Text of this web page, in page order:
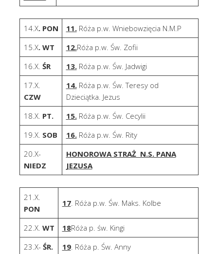
14.X. PON 11.Róża p.w. Wniebowzięcia N.M.P
15.X. WT 12.Róża p.w. Św. Zofii
16.X. ŚR 13.Róża p.w. Św. Jadwigi
17.X.
CZW
14.Róża p.w. Św. Teresy od
Dzieciątka. Jezus
18.X. PT. 15.Róża p.w. Św. Cecylii
19.X. SOB 16.Róża p.w. Św. Rity
20.X-
NIEDZ
HONOROWA STRAŻ N.S. PANA
JEZUSA
21.X.
PON
17. Róża p.w. Św. Maks. Kolbe
22.X. WT 18Róża p. św. Kingi
23.X-ŚR. 19. Róża p. Św. Anny